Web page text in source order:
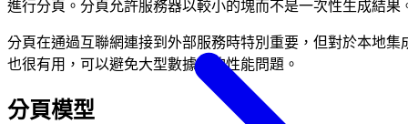
進行分頁。分頁允許服務器以較小的塊而不是一次性生成結果
分頁在通過互聯網連接到外部服務時特別重要，但對於本地集
也很有用，可以避免大型數據集的性能問題。
分頁模型